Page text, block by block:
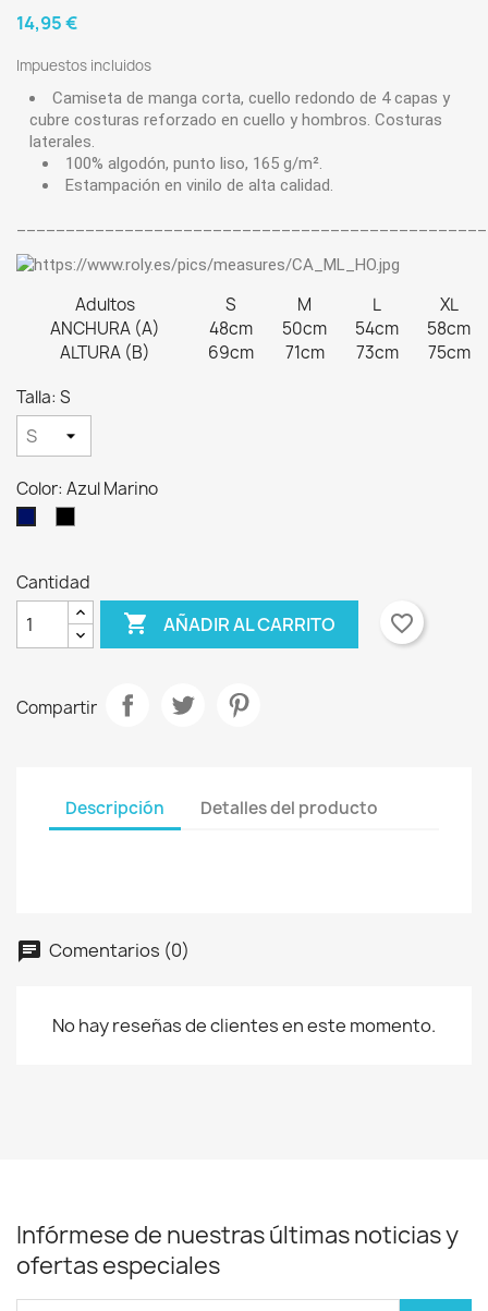
14,95 €
Impuestos incluidos
Camiseta de manga corta, cuello redondo de 4 capas y
cubre costuras reforzado en cuello y hombros. Costuras
laterales.
100% algodón, punto liso, 165 g/m².
Estampación en vinilo de alta calidad.
Adultos S M L
XL
ANCHURA (A)
48cm 50cm 54cm
58cm
ALTURA (B)
69cm 71cm 73cm
75cm
Talla: S
Color: Azul Marino
Cantidad
 AÑADIR AL CARRITO favorite_border
Compartir
Descripción Detalles del producto
Comentarios (0)
No hay reseñas de clientes en este momento.
Infórmese de nuestras últimas noticias y
ofertas especiales